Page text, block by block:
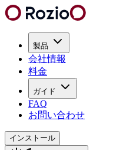
製品
会社情報
料金
ガイド
FAQ
お問い合わせ
インストール